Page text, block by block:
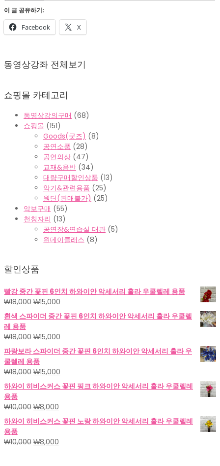
이 글 공유하기:
Facebook X
02-
동영상강좌 전체보기
쇼핑몰 카테고리
동영상강의구매 (68)
쇼핑몰 (151)
Goods(굿즈) (8)
공연소품 (28)
공연의상 (47)
교재&음반 (34)
대량구매할인상품 (13)
악기&관련용품 (25)
원단(판매불가) (25)
악보구매 (55)
천칭자리 (13)
공연장&연습실 대관 (5)
원데이클래스 (8)
할인상품
빨강 중간 꽃핀 6인치 하와이안 악세서리 훌라 우쿨렐레 용품
₩18,000 원
래
가
격:
₩18,000.
₩15,000
재
가
₩15,000.
흰색 스파이더 중간 꽃핀 6인치 하와이안 악세서리 훌라 우쿨렐
레 용품
₩18,000 원
래
가
격:
₩18,000.
₩15,000
재
가
₩15,000.
파랑보라 스파이더 중간 꽃핀 6인치 하와이안 악세서리 훌라 우
쿨렐레 용품
₩18,000 원
래
가
격:
₩18,000.
₩15,000
재
가
하와이 히비스커스 꽃핀 핑크 하와이안 악세서리 훌라 우쿨렐레
용품
₩10,000 원
래
가
격:
₩10,000.
₩8,000
재
가
₩8,000.
하와이 히비스커스 꽃핀 노랑 하와이안 악세서리 훌라 우쿨렐레
용품
₩10,000 원
₩8,000